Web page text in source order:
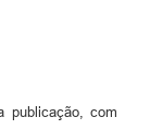
publicação, com